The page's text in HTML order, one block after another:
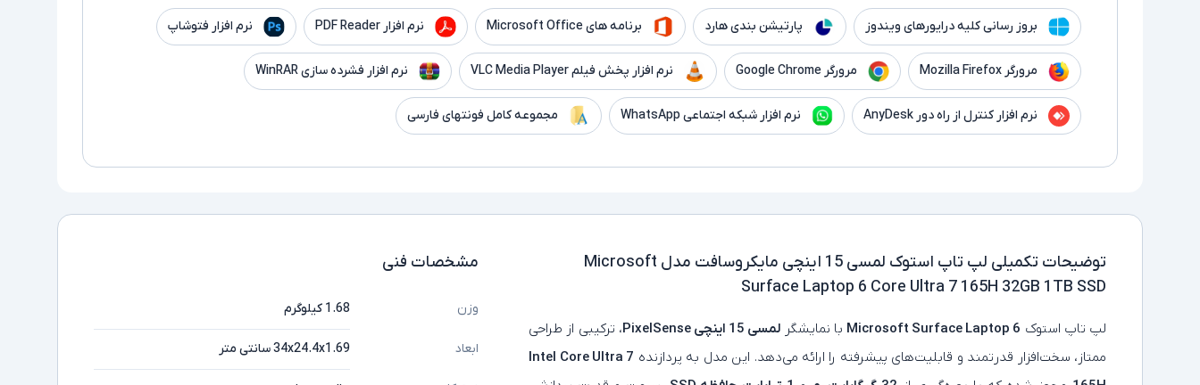
بروز رسانی کلیه درایورهای ویندوز پارتیشن بندی هارد برنامه های Microsoft Office نرم افزار PDF Reader نرم افزار فتوشاپ
مرورگر Mozilla Firefox مرورگر Google Chrome نرم افزار پخش فیلم VLC Media Player نرم افزار فشرده سازی WinRAR
نرم افزار کنترل از راه دور AnyDesk نرم افزار شبکه اجتماعی WhatsApp مجموعه کامل فونتهای فارسی
توضیحات تکمیلی
لپ تاپ استوک لمسی 15 اینچی مایکروسافت مدل Microsoft
Surface Laptop 6 Core Ultra 7 165H 32GB 1TB SSD
لپ‌ تاپ استوک Microsoft Surface Laptop 6 با نمایشگر لمسی 15 اینچی PixelSense
، ترکیبی از طراحی
ممتاز، سخت‌افزار قدرتمند و قابلیت‌های پیشرفته را ارائه می‌دهد. این مدل به پردازنده Intel Core Ultra 7
مشخصات فنی
وزن 1.68 کیلوگرم
ابعاد 34x24.4x1.69 سانتی متر